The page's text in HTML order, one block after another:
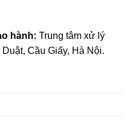
hành: Trung tâm xử lý
Cầu Giấy, Hà Nội.